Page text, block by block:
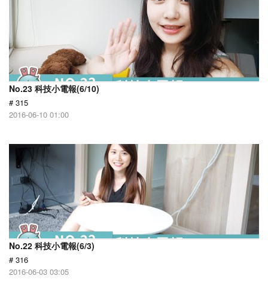
No.23 科技小電報(6/10)
# 315
2016-06-10 01:00
No.22 科技小電報(6/3)
# 316
2016-06-03 03:05